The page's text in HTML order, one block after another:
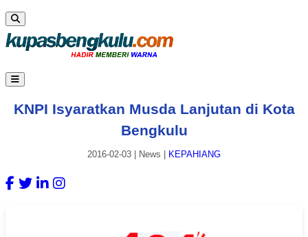
KNPI Isyaratkan Musda Lanjutan di Kota
Bengkulu
2016-02-03 News KEPAHIANG